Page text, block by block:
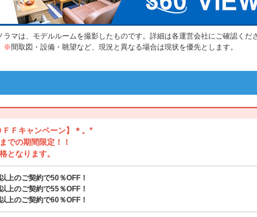
ラマは、モデルルームを撮影したものです。詳細は各運営会社にご確認くだ
※間取図・設備・眺望など、現況と異なる場合は現状を優先とします。
Ｆキャンペーン】＊。*
での期間限定！！
となります。
上のご契約で50％OFF！
上のご契約で55％OFF！
上のご契約で60％OFF！